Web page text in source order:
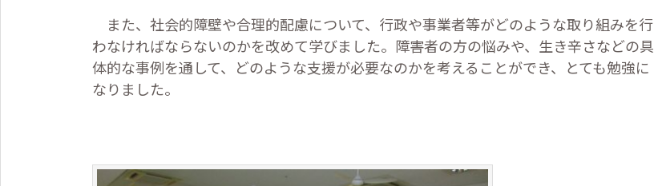
また、社会的障壁や合理的配慮について、行政や事業者等がどのような取り組みを行
わなければならないのかを改めて学びました。障害者の方の悩みや、生き辛さなどの具
体的な事例を通して、どのような支援が必要なのかを考えることができ、とても勉強に
なりました。